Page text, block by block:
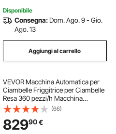
Disponibile
Consegna: Dom. Ago. 9 - Gio.
Ago. 13
Aggiungi al carrello
VEVOR Macchina Automatica per
Ciambelle Friggitrice per Ciambelle
Resa 360 pezzi/h Macchina
Commerciale da Forno 6 File in
Acciaio Inossidabile Controllo
Intelligente a Forma di Anello
(66)
82990€